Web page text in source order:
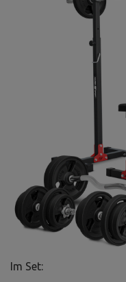
Im Set: